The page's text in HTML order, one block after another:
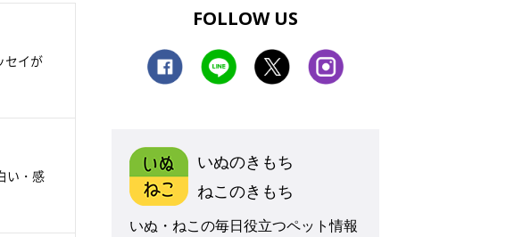
セイが
い・感
FOLLOW US
いぬのきもち
ねこのきもち
いぬ・ねこの毎日役立つペット情報